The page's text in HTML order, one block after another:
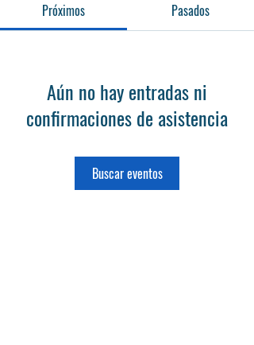
Próximos
Pasados
Aún no hay entradas ni
confirmaciones de asistencia
Buscar eventos